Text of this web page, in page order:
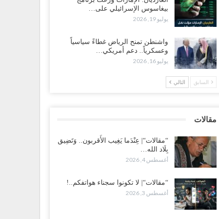
الانتقالي يناقش تشكيل لجان أهلية بأهم مناطق
وتلميحات إماراتية إلى انتقال التصعيد نحو الخيار
1, 2026
اختفاء وزيرة واستقالة آخر وصراع على السفارات.. أزمة
تعصف بحكومة عدن..!
1, 2026
أبرز مساعدي الحجوري..!
بعد أيام من الاستعراضات.. الإصلاح يتوغل في معاقل
صالح.. هل بدأت معركة كسر النفوذ في الساحل
1, 2026
بيغاسوس الإسرائيلي على…
يوليو 19, 2026
واشنطن تمنح الرياض غطاءً سياسياً
وعسكرياً.. دعم أمريكي…
يوليو 16, 2026
السابق التالي
مقالات
“مقالات“| عِنْدَما يَغِيب الأَقربون.. وَتَضِيق
بِلَاد الله…
أغسطس 4, 2026
“مقالات“| لا تكونوا سجناء هواتفكم..!
أغسطس 3, 2026